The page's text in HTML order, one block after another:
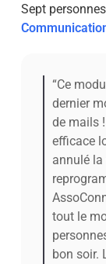
Sept
“Ce
dernier
de mails
efficace
annulé la
tout le
bon soir.